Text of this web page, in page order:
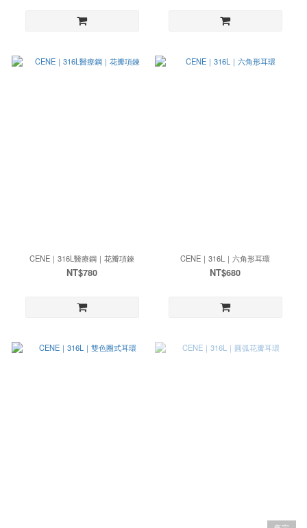
CENE｜316L醫療鋼｜花瓣項鍊
NT$780
CENE｜316L｜六角形耳環
NT$680